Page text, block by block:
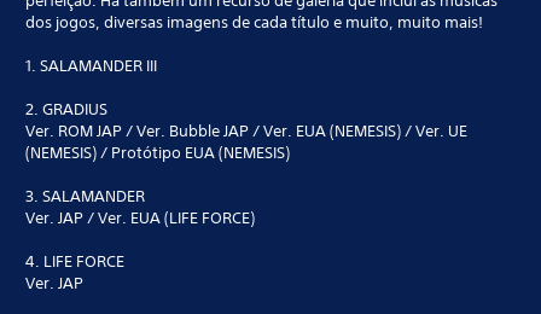
dos jogos, diversas imagens de cada título e muito, muito mais!
1. SALAMANDER III
2. GRADIUS
Ver. ROM JAP / Ver. Bubble JAP / Ver. EUA (NEMESIS) / Ver. UE
(NEMESIS) / Protótipo EUA (NEMESIS)
3. SALAMANDER
Ver. JAP / Ver. EUA (LIFE FORCE)
4. LIFE FORCE
Ver. JAP